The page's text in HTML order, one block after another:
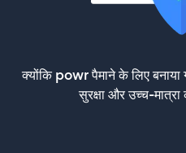
क्योंकि powr पैमाने के लिए बनाया
सुरक्षा और उच्च-मात्रा